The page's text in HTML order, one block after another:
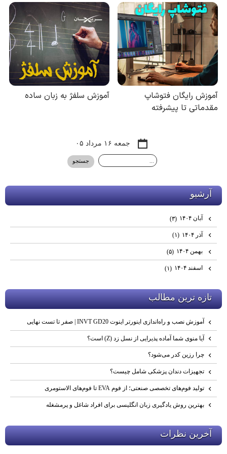
جمعه ۱۶ مرداد ۰۵
آرشيو
آبان ۱۴۰۴ (۳)
آذر ۱۴۰۴ (۱)
بهمن ۱۴۰۴ (۵)
اسفند ۱۴۰۴ (۱)
تازه ترين مطالب
آموزش نصب و راه‌اندازی اینورتر اینوت INVT GD20 | صفر تا تست نهایی
آیا منوی شما آماده پذیرایی از نسل زد (Z) است؟
چرا رزین کدر می‌شود؟
تجهیزات دندان پزشکی شامل چیست؟
تولید فوم‌های تخصصی صنعتی؛ از فوم EVA تا فوم‌های الاستومری
بهترین روش یادگیری زبان انگلیسی برای افراد شاغل و پرمشغله
آخرين نظرات